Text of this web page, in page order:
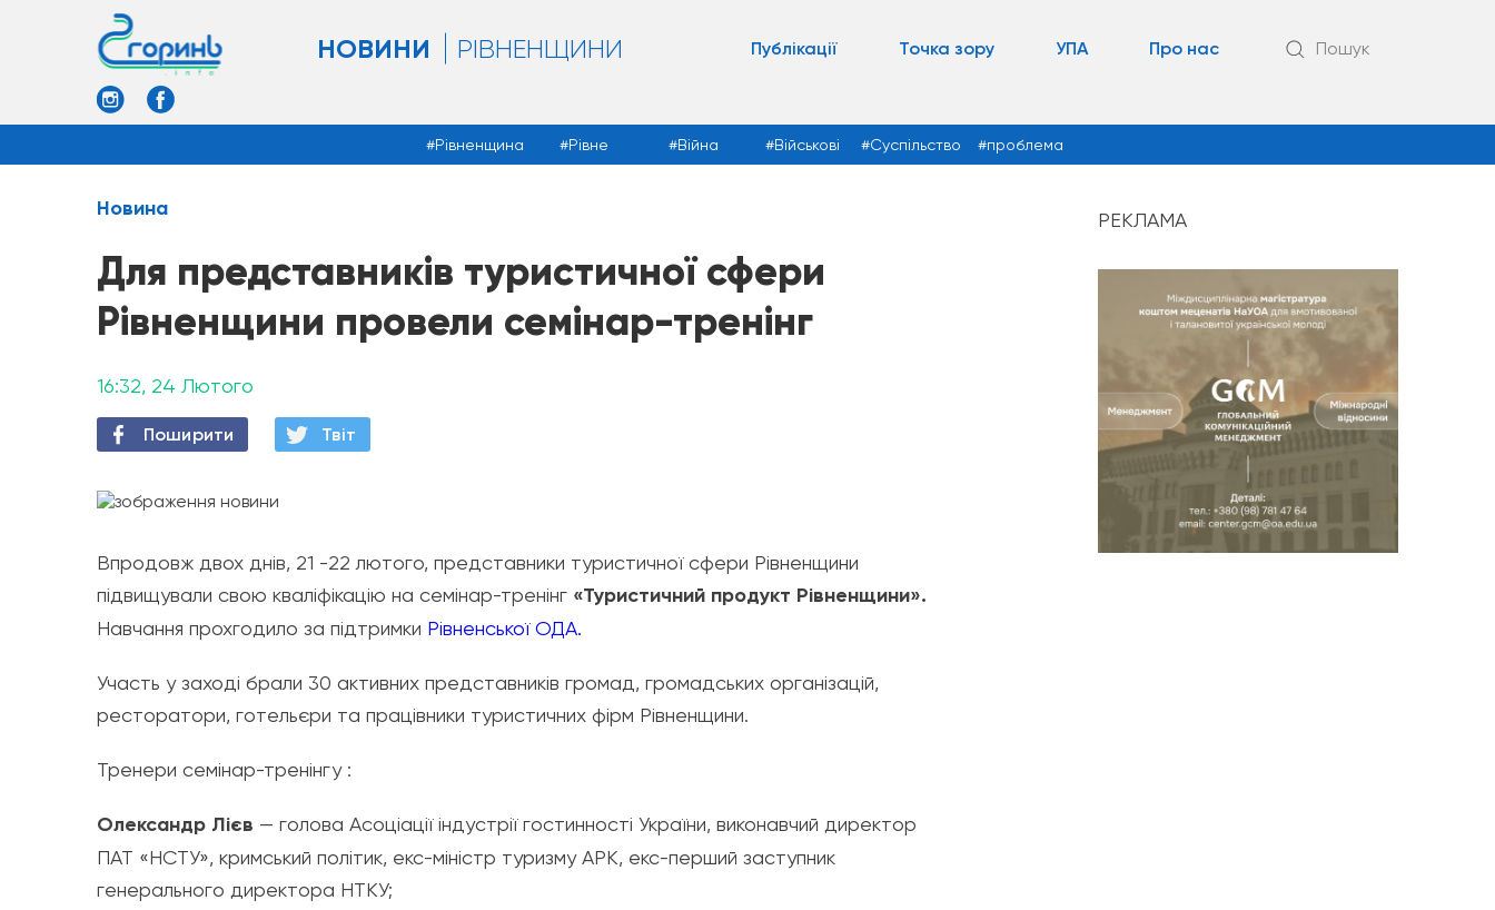
НОВИНИ РІВНЕНЩИНИ Публікації Точка зору УПА Про нас Пошук
Рівненщина Рівне Війна Військові Суспільство проблема
Новина
Для представників туристичної сфери
Рівненщини провели семінар-тренінг
16:32, 24 Лютого
Поширити Твiт
Впродовж двох днів, 21 -22 лютого, представники туристичної сфери Рівненщини
підвищували свою кваліфікацію на семінар-тренінг «Туристичний продукт Рівненщини».
Навчання прохгодило за підтримки Рівненської ОДА.
Участь у заході брали 30 активних представників громад, громадських організацій,
ресторатори, готельєри та працівники туристичних фірм Рівненщини.
Тренери семінар-тренінгу :
Олександр Лієв — голова Асоціації індустрії гостинності України, виконавчий директор
ПАТ «НСТУ», кримський політик, екс-міністр туризму АРК, екс-перший заступник
генерального директора НТКУ;
РЕКЛАМА